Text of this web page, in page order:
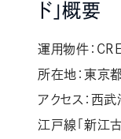
ド」概要
運用物件：
所在地：東京
アクセス：西
江戸線「新江